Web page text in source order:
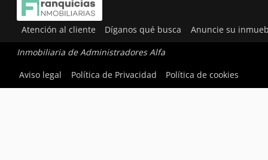
Atención al cliente Díganos qué busca Anuncie su
Inmobiliaria de Administradores Alfa
Aviso legal
Política de Privacidad Política de cookies